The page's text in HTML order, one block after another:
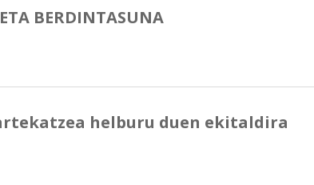
BERDINTASUNA
helburu duen ekitaldira